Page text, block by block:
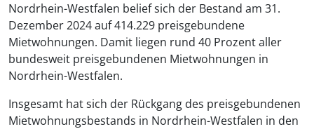
Nordrhein-Westfalen belief sich der Bestand am 31.
Dezember 2024 auf 414.229 preisgebundene
Mietwohnungen. Damit liegen rund 40 Prozent aller
bundesweit preisgebundenen Mietwohnungen in
Nordrhein-Westfalen.
Insgesamt hat sich der Rückgang des preisgebundenen
Mietwohnungsbestands in Nordrhein-Westfalen in den